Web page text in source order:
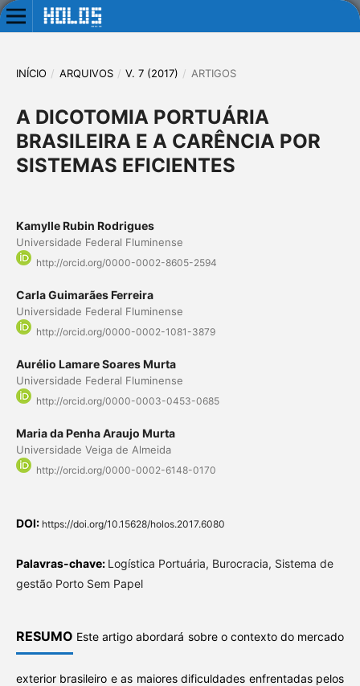
INÍCIO / ARQUIVOS / V. 7 (2017) / ARTIGOS
A DICOTOMIA PORTUÁRIA
BRASILEIRA E A CARÊNCIA POR
SISTEMAS EFICIENTES
Kamylle Rubin Rodrigues
Universidade Federal Fluminense
http://orcid.org/0000-0002-8605-2594
Carla Guimarães Ferreira
Universidade Federal Fluminense
http://orcid.org/0000-0002-1081-3879
Aurélio Lamare Soares Murta
Universidade Federal Fluminense
http://orcid.org/0000-0003-0453-0685
Maria da Penha Araujo Murta
Universidade Veiga de Almeida
http://orcid.org/0000-0002-6148-0170
DOI: https://doi.org/10.15628/holos.2017.6080
Palavras-chave: Logística Portuária, Burocracia, Sistema de
gestão Porto Sem Papel
RESUMO Este artigo abordará sobre o contexto do mercado
exterior brasileiro e as maiores dificuldades enfrentadas pelos